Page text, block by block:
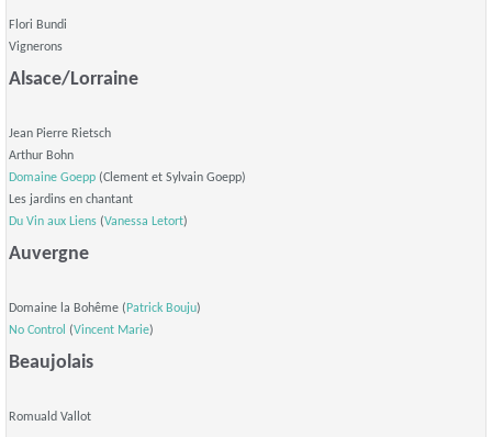
Flori Bundi
Vignerons
Alsace/Lorraine
Jean Pierre Rietsch
Arthur Bohn
Domaine Goepp (Clement et Sylvain Goepp)
Les jardins en chantant
Du Vin aux Liens (Vanessa Letort)
Auvergne
Domaine la Bohême ( Patrick Bouju)
No Control (Vincent Marie)
Beaujolais
Romuald Vallot